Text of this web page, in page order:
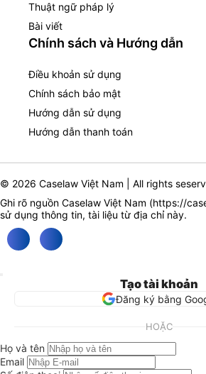
Thuật ngữ pháp lý
Bài viết
Chính sách và Hướng dẫn
Điều khoản sử dụng
Chính sách bảo mật
Hướng dẫn sử dụng
Hướng dẫn thanh toán
© 2026 Caselaw Việt Nam | All rights
Ghi rõ nguồn Caselaw Việt Nam (https://
sử dụng thông tin, tài liệu từ địa chỉ này.
Tạo tài khoản
Đăng ký bằng
HOẶC
Họ và tên
Email